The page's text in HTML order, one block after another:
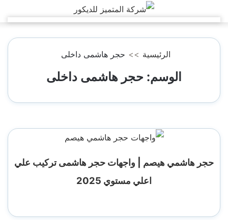
إلى
المحتوى
الرئيسية >> حجر هاشمى داخلى
الوسم: حجر هاشمى داخلى
حجر هاشمي هيصم | واجهات حجر هاشمى تركيب علي
اعلي مستوي 2025